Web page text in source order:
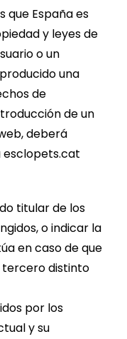
que España es
y leyes de
o un
una
de
de un
deberá
esclopets.cat
titular de los
o indicar la
en caso de que
tercero distinto
por los
y su